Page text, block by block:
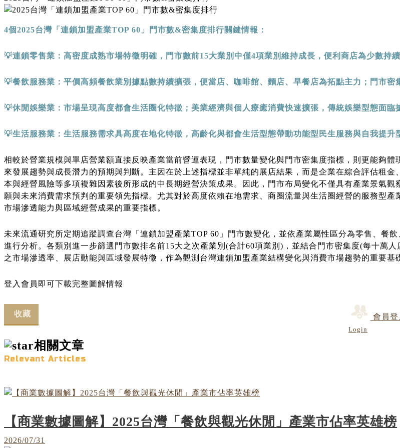
4個2025台灣「連鎖加盟產業TOP 60 」門市數&密集度排行關鍵情報：
💡連鎖零售業：高密度成熟市場特徵明確，門市數前15大業別中僅4項業別維持成長，便利商店為少數持
💡餐飲服務業：平價高頻餐飲業別據點數持續擴張，便當店、咖啡館、麵店、早餐店為拓點主力；門市密
💡休閒娛樂業：市場呈現高度都會生活圈化特徵；美業經濟與個人療癒消費快速擴張，傳統娛樂型態面臨
💡生活服務業：生活服務需求具高度在地化特徵，高齡化與都會生活型態帶動功能型民生服務與自我提升
相較於營業規模與單店營業額直接反映產業當前營運表現，門市數量變化與門市密集度指標，則更能夠體
來發展趨勢與成長潛力的預期與判斷。主因在於上述指標並非單純的展店結果，而是企業在綜合評估租
本與經營風險等多項複雜因素後所形成的中長期經營決策成果。因此，門市布局變化不僅具有產業景氣
願與未來消費需求預判的重要領先指標。尤其對於高度依賴在地需求、商圈流量與生活圈經營的服務型
市場滲透能力與區域經營成果的重要指標。
未來流通研究所定期追蹤調查台灣「連鎖加盟產業TOP 60」門市數變化，並依產業屬性區分為零售、餐
進行分析。各類別進一步篩選門市數排名前15大之次產業別(合計60項業別)，並結合門市密集度(每十萬
之市場滲透率、展店動能與區域發展特徵，作為觀測台灣連鎖加盟產業結構變化與消費市場趨勢的重要基
登入會員即可下載完整圖解情報
會員登
Login
收藏
相關文章
Relevant Articles
【商業數據圖解】2025台灣「餐飲與觀光休閒」產業市佔率英雄榜
2026/07/31